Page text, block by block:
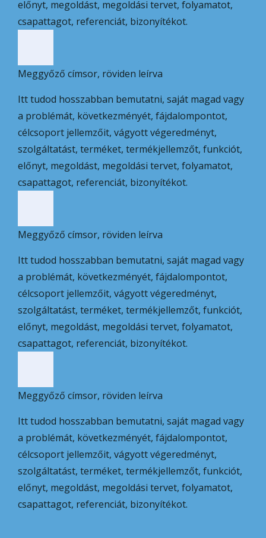
előnyt, megoldást, megoldási tervet, folyamatot,
csapattagot, referenciát, bizonyítékot.
Meggyőző címsor, röviden leírva
Itt tudod hosszabban bemutatni, saját magad vagy
a problémát, következményét, fájdalompontot,
célcsoport jellemzőit, vágyott végeredményt,
szolgáltatást, terméket, termékjellemzőt, funkciót,
előnyt, megoldást, megoldási tervet, folyamatot,
csapattagot, referenciát, bizonyítékot.
Meggyőző címsor, röviden leírva
Itt tudod hosszabban bemutatni, saját magad vagy
a problémát, következményét, fájdalompontot,
célcsoport jellemzőit, vágyott végeredményt,
szolgáltatást, terméket, termékjellemzőt, funkciót,
előnyt, megoldást, megoldási tervet, folyamatot,
csapattagot, referenciát, bizonyítékot.
Meggyőző címsor, röviden leírva
Itt tudod hosszabban bemutatni, saját magad vagy
a problémát, következményét, fájdalompontot,
célcsoport jellemzőit, vágyott végeredményt,
szolgáltatást, terméket, termékjellemzőt, funkciót,
előnyt, megoldást, megoldási tervet, folyamatot,
csapattagot, referenciát, bizonyítékot.